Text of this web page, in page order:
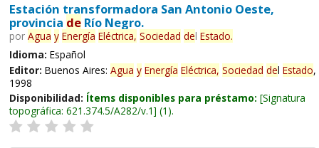
Estación transformadora San Antonio Oeste,
provincia deRío Negro.
por Agua y Energía Eléctrica, Sociedad del Estado.
Idioma: Español
Editor: Buenos Aires: Agua y Energía Eléctrica, Sociedad del Estado,
1998
Disponibilidad: Ítems disponibles para préstamo: Signatura
topográfica: 621.374.5/A282/v.1 (1).